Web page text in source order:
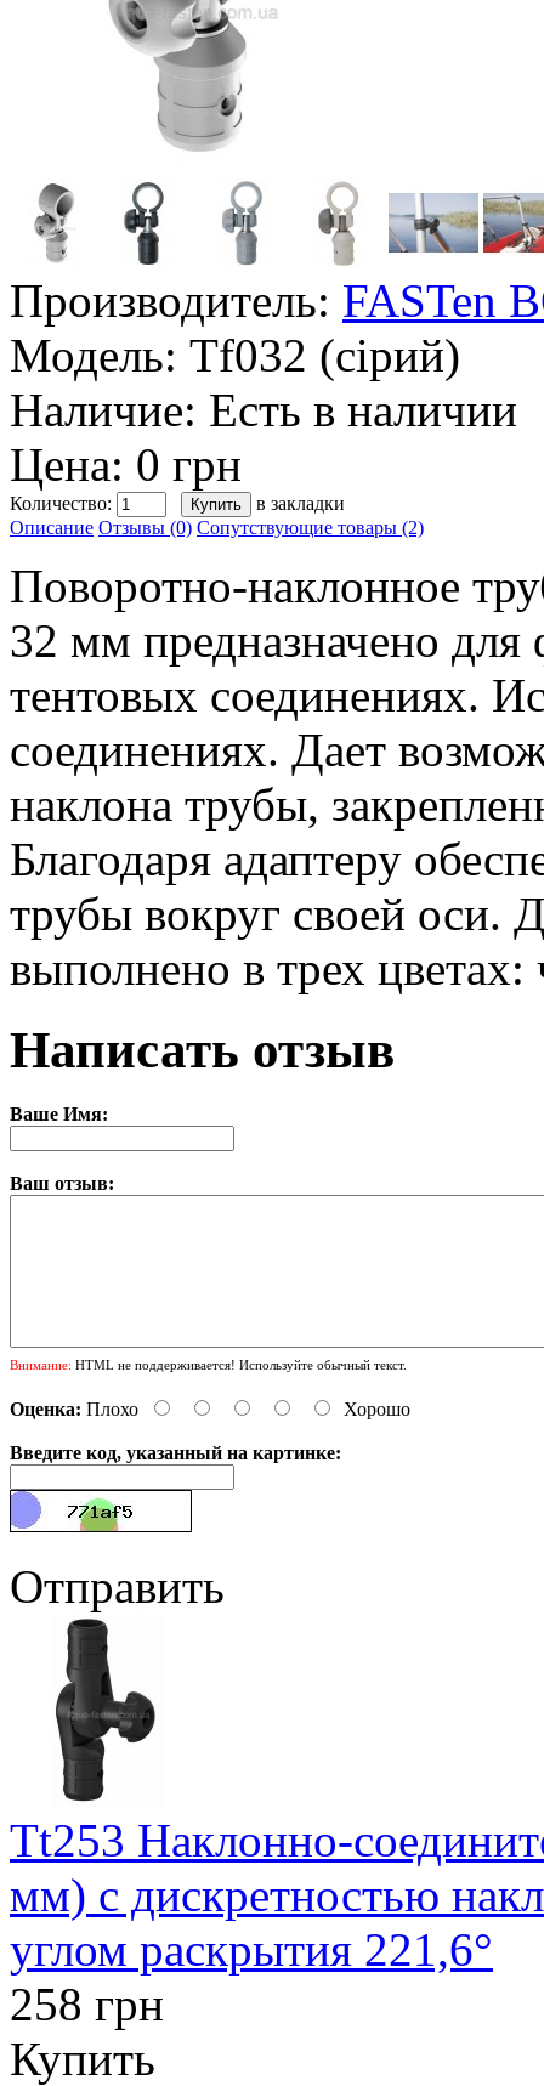
Производитель: FASTen
Модель: Tf032 (сірий)
Наличие: Есть в наличии
Цена: 0 грн
Количество:
в закладки
Описание Отзывы (0) Сопутствующие товары (2)
Поворотно-наклонное
32 мм предназначено
тентовых соединениях.
соединениях. Дает
наклона трубы,
Благодаря адаптеру
трубы вокруг своей оси.
выполнено в трех
Написать отзыв
Ваше Имя:
Ваш отзыв:
Внимание: HTML не поддерживается! Используйте обычный текст.
Оценка: Плохо Хорошо
Введите код, указанный на картинке:
Отправить
Tt253 Наклонно-
мм) с дискретностью
углом раскрытия 221,6°
258 грн
Купить